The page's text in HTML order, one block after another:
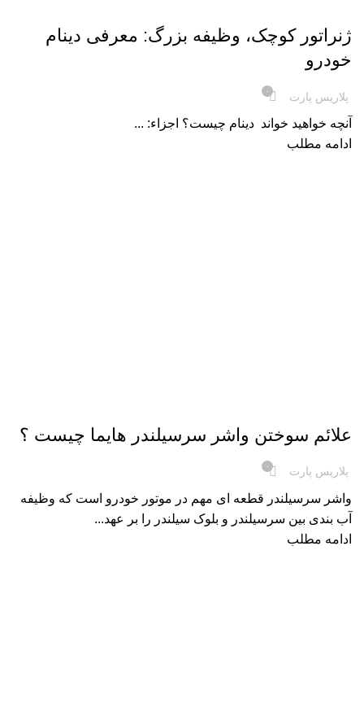
ژنراتور کوچک، وظیفه بزرگ: معرفی دینام
خودرو
پلاریس پارت ۰
آنچه خواهید خواند دینام چیست؟ اجزاء: ...
ادامه مطلب
علائم سوختن واشر سرسیلندر هایما چیست ؟
پلاریس پارت ۰
واشر سرسیلندر قطعه‌ ای مهم در موتور خودرو است که وظیفه
آب‌ بندی بین سرسیلندر و بلوک سیلندر را بر عهد...
ادامه مطلب